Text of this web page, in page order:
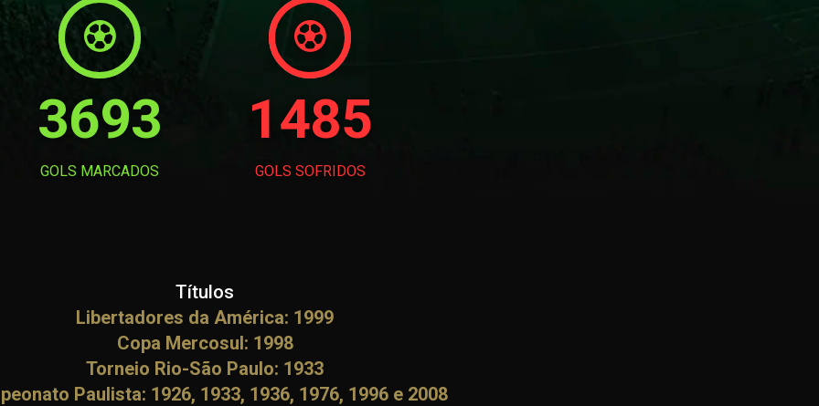
Resultado final: 5 a 1 para os palestrinos. A honra do primeiro gol alviverde no local coube a Caetano, enquanto Heitor anotou
os outros quatro. Poucos dias depois, em 5 de maio, o Parque Antarctica sediou também o primeiro dérbi de todos os tempos:
nova vitória palestrina, desta vez por 3 a 0, três gols de Caetano.
3693
GOLS MARCADOS
1485
GOLS SOFRIDOS
Títulos
Libertadores da América: 1999
Copa Mercosul: 1998
Torneio Rio-São Paulo: 1933
Paulista: 1926, 1933, 1936, 1976, 1996 e 2008